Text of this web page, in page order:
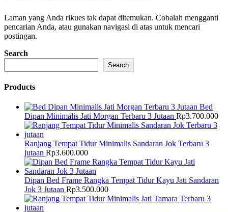
Laman yang Anda rikues tak dapat ditemukan. Cobalah mengganti
pencarian Anda, atau gunakan navigasi di atas untuk mencari
postingan.
Search
Search
Products
Bed
Dipan Minimalis Jati Morgan Terbaru 3 Jutaan Rp3.700.000
Ranjang Tempat Tidur Minimalis Sandaran Jok Terbaru 3
jutaan Rp3.600.000
Dipan Bed Frame Rangka Tempat Tidur Kayu Jati Sandaran
Jok 3 Jutaan Rp3.500.000